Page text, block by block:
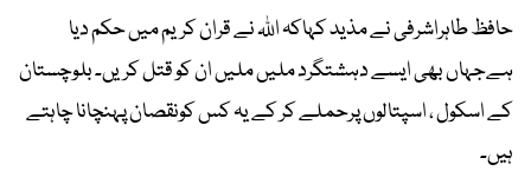
حافظ طاہراشرفی نے مذید کہاکہ اللہ نے قران کریم میں حکم دیا
ہےجہاں بھی ایسے دہشتگرد ملیں ملیں ان کو قتل کریں۔ بلوچستان
کے اسکول ، اسپتالوں پرحملے کر کے یہ کس کونقصان پہنچانا چاہتے
ہیں۔